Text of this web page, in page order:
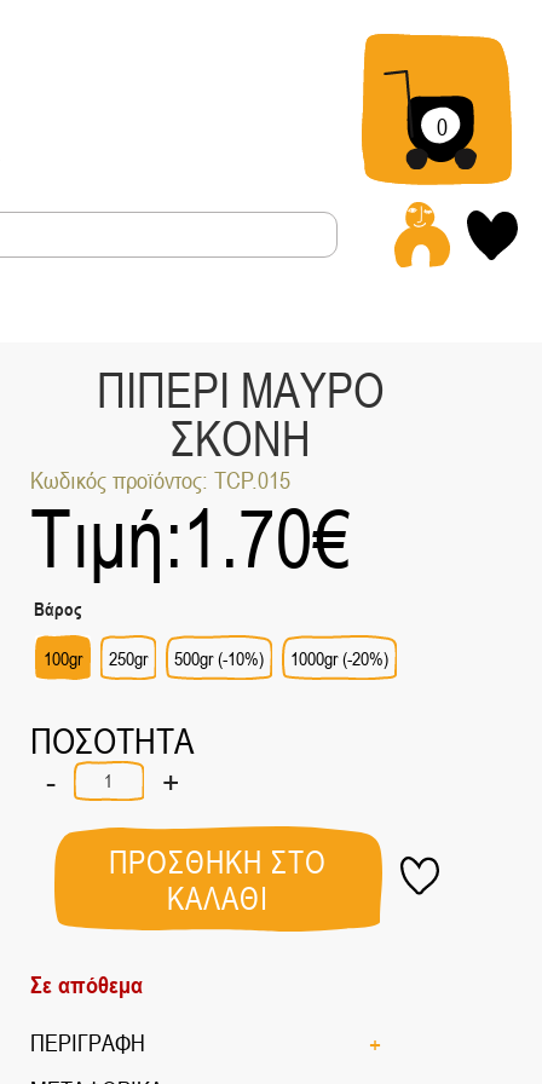
0
ΠΙΠΕΡΙ ΜΑΥΡΟ
ΣΚΟΝΗ
Κωδικός προϊόντος: TCP.015
Τιμή:1.70€
Βάρος
100gr 250gr 500gr (-10%) 1000gr (-20%)
ΠΟΣΟΤΗΤΑ
-
Πιπέρι
Μαύρο
ποσότητα
+
ΠΡΟΣΘΗΚΗ ΣΤΟ
ΚΑΛΑΘΙ
Σε απόθεμα
ΠΕΡΙΓΡΑΦΗ
Το μαύρο πιπέρι θεωρείται ο